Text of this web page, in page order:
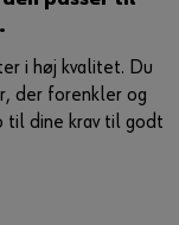
funktionerne i
i høj kvalitet. Du
der forenkler og
til dine krav til godt